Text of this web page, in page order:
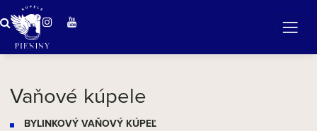
Zázračná voda v Pieninách
Vaňové kúpele
BYLINKOVÝ VAŇOVÝ KÚPEĽ